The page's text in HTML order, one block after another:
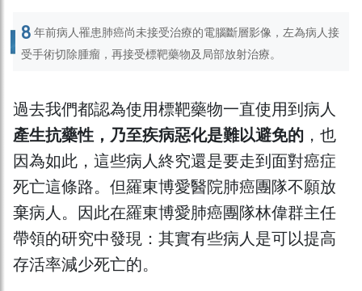
8年前病人罹患肺癌尚未接受治療的電腦斷層影像，左為病人接
受手術切除腫瘤，再接受標靶藥物及局部放射治療。
過去我們都認為使用標靶藥物一直使用到病人
產生抗藥性，乃至疾病惡化是難以避免的 ，也
因為如此，這些病人終究還是要走到面對癌症
死亡這條路。但羅東博愛醫院肺癌團隊不願放
棄病人。因此在羅東博愛肺癌團隊林偉群主任
帶領的研究中發現：其實有些病人是可以提高
存活率減少死亡的。